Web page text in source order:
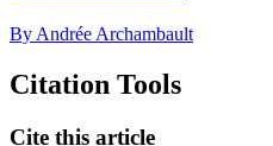
By Andrée Archambault
Citation Tools
Cite this article